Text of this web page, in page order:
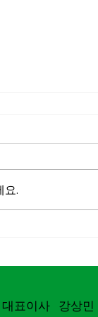
요.
대표이사 강상민